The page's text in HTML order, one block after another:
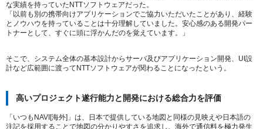
な実績を持っていたNTTソフトウェアだった。
「以前も別の携帯向けアプリケーションでご協力いただいたことがあり、経験
とノウハウを持っていることは十分理解していました。安心感のある開発パー
トナーとして、すぐに頭に浮かんだのを覚えています。」
そこで、システム全体の基本設計からサーバ及びアプリケーション開発、UI設
計など広範囲に渡ってNTTソフトウェアが関わることになったという。
高いプロジェクト遂行能力と開発における総合力を評価
「いつもNAVI[海外]」は、日本で提供している地図と同様の見映えや日本語の
注記を採用することで地図の分かりやすさを追求し、海外で通信料を極力発生